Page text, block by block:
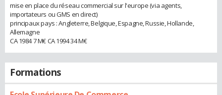
mise en place du réseau commercial sur l'europe (via agents,
importateurs ou GMS en direct)
principaux pays : Angleterre, Belgique, Espagne, Russie, Hollande,
Allemagne
CA 1984 7 M€ CA 1994 34 M€
Formations